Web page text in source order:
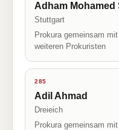
Adham Mohamed
Stuttgart
Prokura gemeinsam
weiteren Prokuristen
285
Adil Ahmad
Dreieich
Prokura gemeinsam